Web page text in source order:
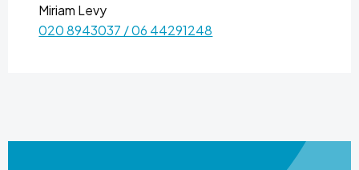
Miriam Levy
020 8943037 / 06 44291248